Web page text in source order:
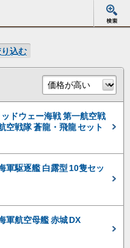
込む
ドウェー海戦 第一航空戦
空戦隊 蒼龍・飛龍 セット
軍駆逐艦 白露型 10隻セッ
軍航空母艦 赤城 DX